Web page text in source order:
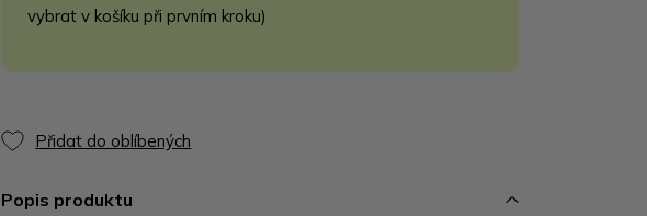
vybrat v košíku při prvním kroku)
Přidat do oblíbených
Popis produktu